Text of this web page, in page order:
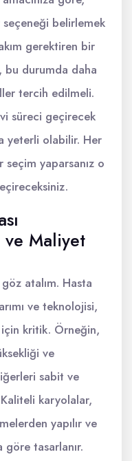
seçeneği belirlemek
gerektiren bir
bu durumda daha
tercih edilmeli.
süreci geçirecek
yeterli olabilir. Her
seçim yaparsanız o
Maliyet
atalım. Hasta
ve teknolojisi,
için kritik. Örneğin,
ve
sabit ve
karyolalar,
yapılır ve
göre tasarlanır.